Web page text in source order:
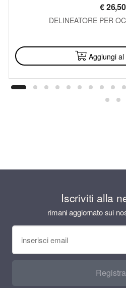
€26,50
DELINEATORE PER
Aggiungi
Iscriviti alla
rimani aggiornato sui